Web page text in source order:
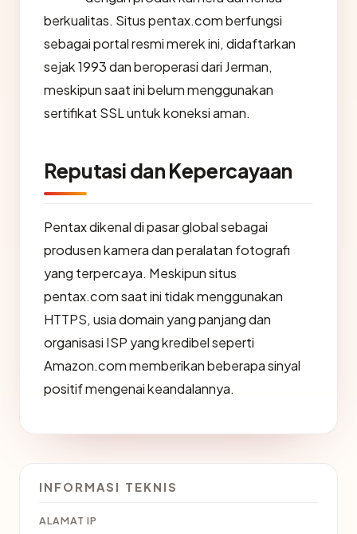
berkualitas. Situs pentax.com berfungsi
sebagai portal resmi merek ini, didaftarkan
sejak 1993 dan beroperasi dari Jerman,
meskipun saat ini belum menggunakan
sertifikat SSL untuk koneksi aman.
Reputasi dan Kepercayaan
Pentax dikenal di pasar global sebagai
produsen kamera dan peralatan fotografi
yang terpercaya. Meskipun situs
pentax.com saat ini tidak menggunakan
HTTPS, usia domain yang panjang dan
organisasi ISP yang kredibel seperti
Amazon.com memberikan beberapa sinyal
positif mengenai keandalannya.
INFORMASI TEKNIS
ALAMAT IP